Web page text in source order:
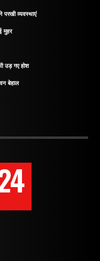
परखी व्यवस्थाएं
मुहर
उड़ गए होश
बेहाल